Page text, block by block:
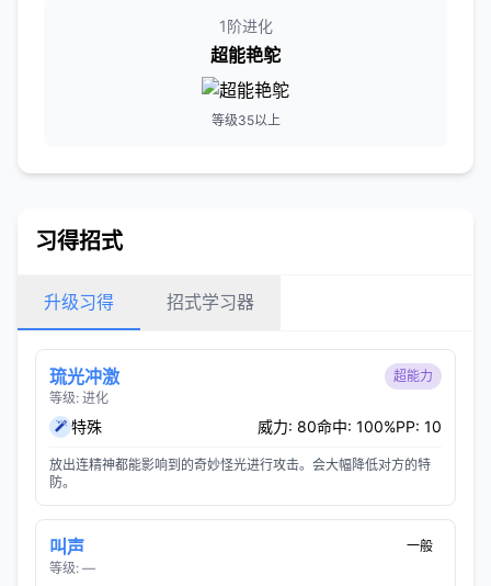
1阶进化
超能艳鸵
等级35以上
习得招式
升级习得 招式学习器
琉光冲激
等级: 进化
超能力
特殊 威力: 80命中: 100%PP: 10
放出连精神都能影响到的奇妙怪光进行攻击。会大幅降低对方的特
防。
叫声
等级: —
一般